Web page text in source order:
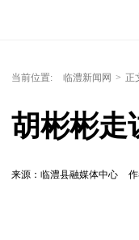
当前位置: 临澧新闻网 > 正
胡彬彬走
来源：临澧县融媒体中心